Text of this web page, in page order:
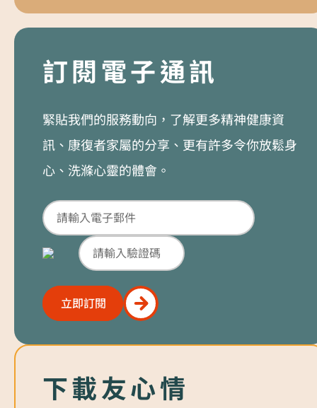
訂閱電子通訊
緊貼我們的服務動向，了解更多精神健康資
訊、康復者家屬的分享、更有許多令你放鬆身
心、洗滌心靈的體會。
立即訂閱
立即訂閱
下載友心情